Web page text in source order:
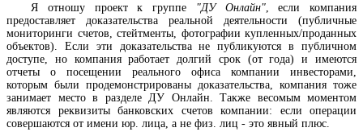
Я отношу проект к группе "ДУ Онлайн", если компания
предоставляет доказательства реальной деятельности (публичные
мониторинги счетов, стейтменты, фотографии купленных/проданных
объектов). Если эти доказательства не публикуются в публичном
доступе, но компания работает долгий срок (от года) и имеются
отчеты о посещении реального офиса компании инвесторами,
которым были продемонстрированы доказательства, компания тоже
занимает место в разделе ДУ Онлайн. Также весомым моментом
являются реквизиты банковских счетов компании: если операции
совершаются от имени юр. лица, а не физ. лиц - это явный плюс.